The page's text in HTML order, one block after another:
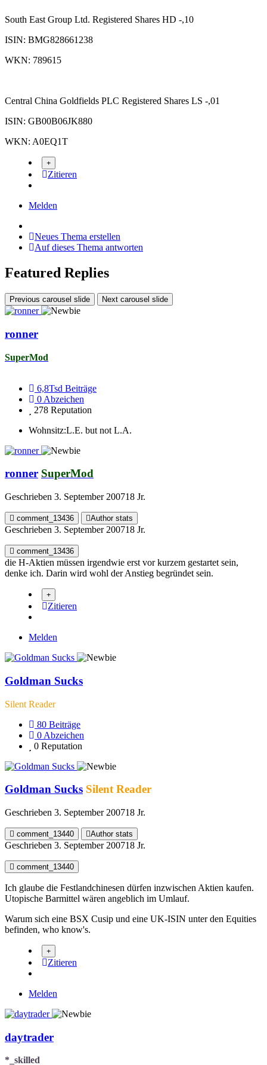
South East Group Ltd. Registered Shares HD -,10
ISIN: BMG828661238
WKN: 789615
Central China Goldfields PLC Registered Shares LS -,01
ISIN: GB00B06JK880
WKN: A0EQ1T
Zitieren
Melden
Neues Thema erstellen
Auf dieses Thema antworten
Featured Replies
Previous carousel slide Next carousel slide
ronner
SuperMod
6,8Tsd Beiträge
0 Abzeichen
278 Reputation
Wohnsitz:L.E. but not L.A.
ronner SuperMod
Geschrieben 3. September 200718 Jr.
comment_13436 Author stats
Geschrieben 3. September 200718 Jr.
comment_13436
die H-Aktien müssen irgendwie erst vor kurzem gestartet sein,
denke ich. Darin wird wohl der Anstieg begründet sein.
Zitieren
Melden
Goldman Sucks
Silent Reader
80 Beiträge
0 Abzeichen
0 Reputation
Goldman Sucks Silent Reader
Geschrieben 3. September 200718 Jr.
comment_13440 Author stats
Geschrieben 3. September 200718 Jr.
comment_13440
Ich glaube die Festlandchinesen dürfen inzwischen Aktien kaufen.
Utopische Barmittel wären angeblich im Umlauf.
Warum sich eine BSX Cusip und eine UK-ISIN unter den Equities
befinden, who know's.
Zitieren
Melden
daytrader
*_skilled